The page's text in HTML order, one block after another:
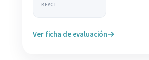
REACT
Ver ficha de evaluación